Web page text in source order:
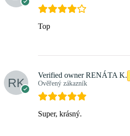
Top
Verified ownerRENÁTA K.
Ověřený zákazník
Super, krásný.